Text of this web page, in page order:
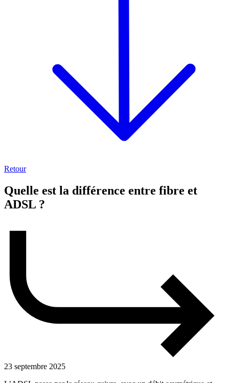
Retour
Quelle est la différence entre fibre et
ADSL ?
23 septembre 2025